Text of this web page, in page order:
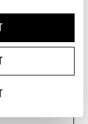
せ
除く）
ださ